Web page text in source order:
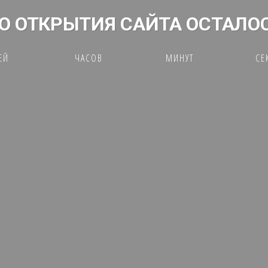
ОТКРЫТИЯ САЙТА
ЧАСОВ МИНУТ